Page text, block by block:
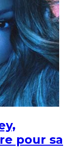
pour sa